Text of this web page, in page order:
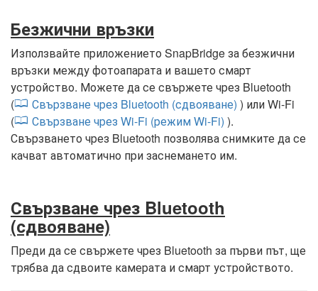
Безжични връзки
Използвайте приложението SnapBridge за безжични
връзки между фотоапарата и вашето смарт
устройство. Можете да се свържете чрез Bluetooth
(
Свързване чрез Bluetooth (сдвояване) ) или Wi-Fi
(
Свързване чрез Wi-Fi (режим Wi-Fi) ).
Свързването чрез Bluetooth позволява снимките да се
качват автоматично при заснемането им.
Свързване чрез Bluetooth
(сдвояване)
Преди да се свържете чрез Bluetooth за първи път, ще
трябва да сдвоите камерата и смарт устройството.